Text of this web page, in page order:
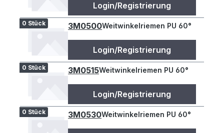
Login/Registrierung
0 Stück 3M0500Weitwinkelriemen PU 60°
Login/Registrierung
0 Stück 3M0515Weitwinkelriemen PU 60°
Login/Registrierung
0 Stück 3M0530Weitwinkelriemen PU 60°